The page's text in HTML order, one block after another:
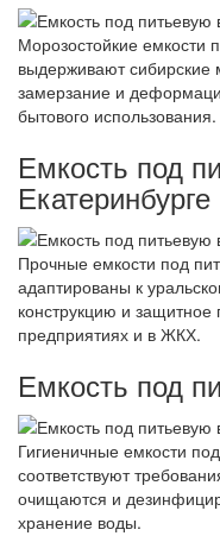
Морозостойкие емкости
выдерживают сибирские
замерзание и
бытового использования.
Емкость под
Екатеринбурге
Прочные емкости под
адаптированы к
конструкцию и
предприятиях и в ЖКХ.
Емкость под
Гигиеничные емкости
соответствуют
очищаются и
хранение воды.